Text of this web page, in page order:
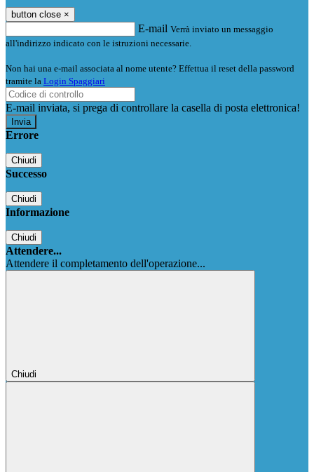
button close ×
E-mail Verrà inviato un messaggio
all'indirizzo indicato con le istruzioni necessarie.
Non hai una e-mail associata al nome utente? Effettua il reset della password
tramite la Login Spaggiari
E-mail inviata, si prega di controllare la casella di posta elettronica!
Errore
Chiudi
Successo
Chiudi
Informazione
Chiudi
Attendere...
Attendere il completamento dell'operazione...
Chiudi